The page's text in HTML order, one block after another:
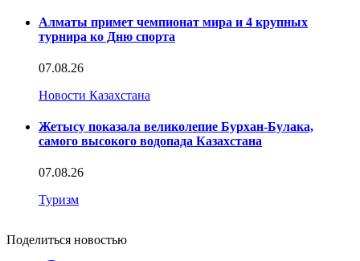
Алматы примет чемпионат мира и 4 крупных
турнира ко Дню спорта
07.08.26
Новости Казахстана
Жетысу показала великолепие Бурхан-Булака,
самого высокого водопада Казахстана
07.08.26
Туризм
Поделиться новостью